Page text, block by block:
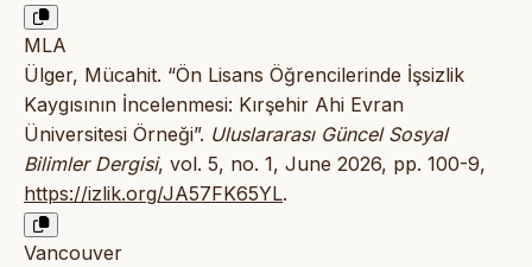
MLA
Ülger, Mücahit. “Ön Lisans Öğrencilerinde İşsizlik
Kaygısının İncelenmesi: Kırşehir Ahi Evran
Üniversitesi Örneği”. Uluslararası Güncel Sosyal
Bilimler Dergisi, vol. 5, no. 1, June 2026, pp. 100-9,
https://izlik.org/JA57FK65YL.
Vancouver